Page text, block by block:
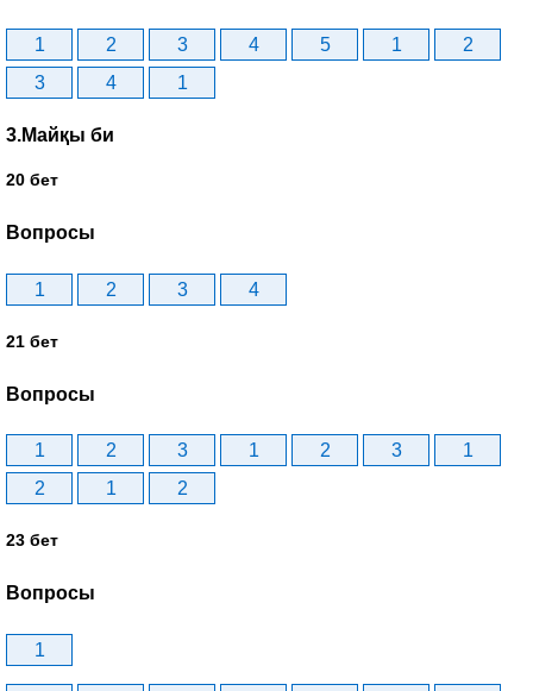
1 2 3 4 5 1
2
3
4 1
3.Майқы би
20 бет
Вопросы
1 2 3 4
21 бет
Вопросы
1 2 3 1 2 3
1
2
1 2
23 бет
Вопросы
1